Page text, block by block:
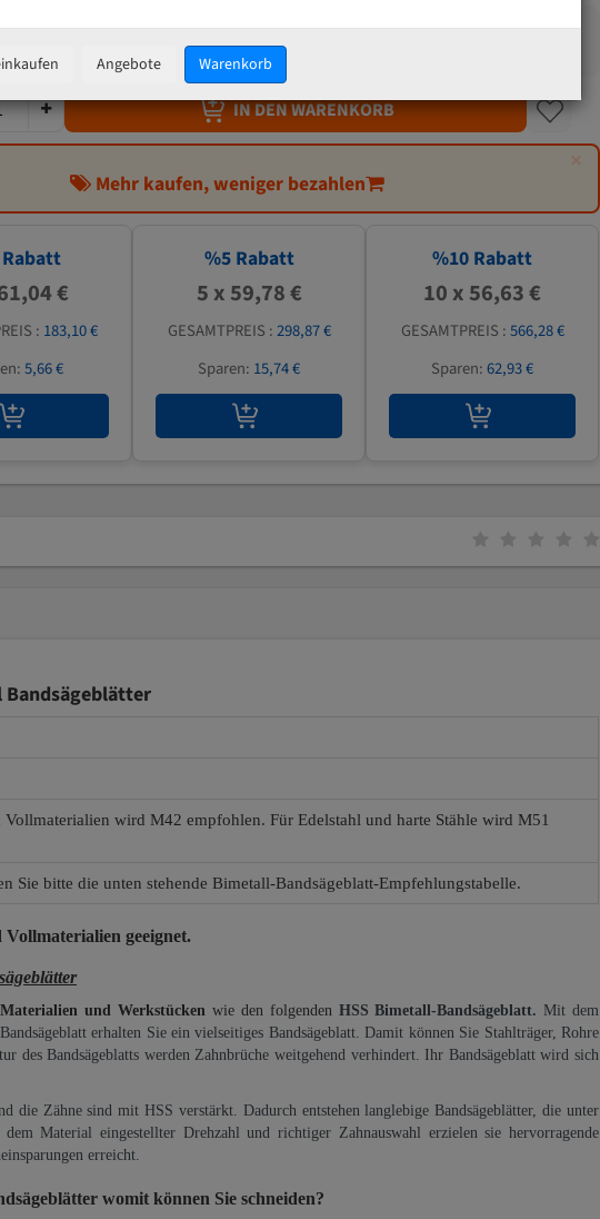
62,92 €
zzgl.Versandkosten
IN DEN WARENKORB
×
Mehr kaufen, weniger bezahlen
€
: 183,10 €
5,66 €
%5Rabatt
5 x 59,78 €
GESAMTPREIS :298,87 €
Sparen: 15,74 €
%10 Rabatt
10 x 56,63 €
GESAMTPREIS :566,28 €
Sparen:62,93 €
Bandsägeblätter
wird M42 empfohlen. Für Edelstahl und harte Stähle wird M51
Sie bitte die unten stehende Bimetall-Bandsägeblatt-Empfehlungstabelle.
geeignet.
und Werkstücken wie den folgenden HSS Bimetall-Bandsägeblatt. Mit dem
erhalten Sie ein vielseitiges Bandsägeblatt. Damit können Sie Stahlträger, Rohre
des Bandsägeblatts werden Zahnbrüche weitgehend verhindert. Ihr Bandsägeblatt wird sich
die Zähne sind mit HSS verstärkt. Dadurch entstehen langlebige Bandsägeblätter, die unter
Material eingestellter Drehzahl und richtiger Zahnauswahl erzielen sie hervorragende
erreicht.
womit können Sie schneiden?
Angebote Warenkorb